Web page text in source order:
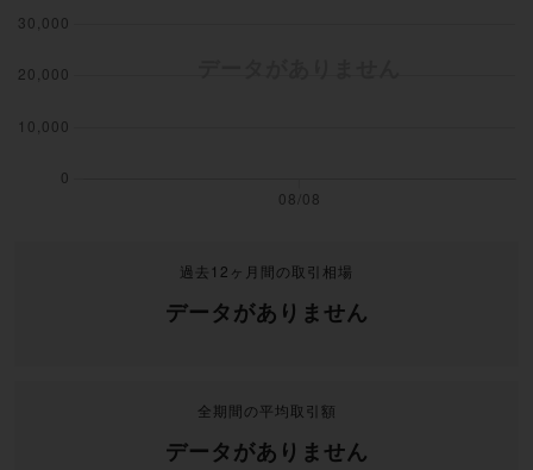
過去12ヶ月間の取引相場
データがありません
全期間の平均取引額
データがありません